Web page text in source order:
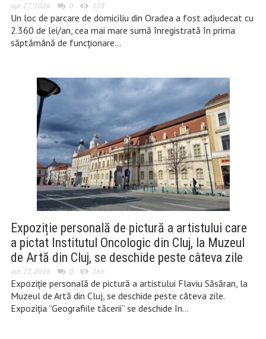
apr. 27, 2026 0 178
Un loc de parcare de domiciliu din Oradea a fost adjudecat cu
2.360 de lei/an, cea mai mare sumă înregistrată în prima
săptămână de funcționare…
Expoziție personală de pictură a artistului care
a pictat Institutul Oncologic din Cluj, la Muzeul
de Artă din Cluj, se deschide peste câteva zile
apr. 27, 2026 0 166
Expoziție personală de pictură a artistului Flaviu Săsăran, la
Muzeul de Artă din Cluj, se deschide peste câteva zile.
Expoziția ”Geografiile tăcerii” se deschide în…